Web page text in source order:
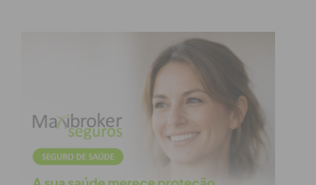
Gestão documental:Possibilidade de enviar
documentos adicionais;
Correção de dados:Ajuste de informações
diretamente na plataforma;
Anulação:
Capacidade de anular
requerimentos submetidos.
Como aceder